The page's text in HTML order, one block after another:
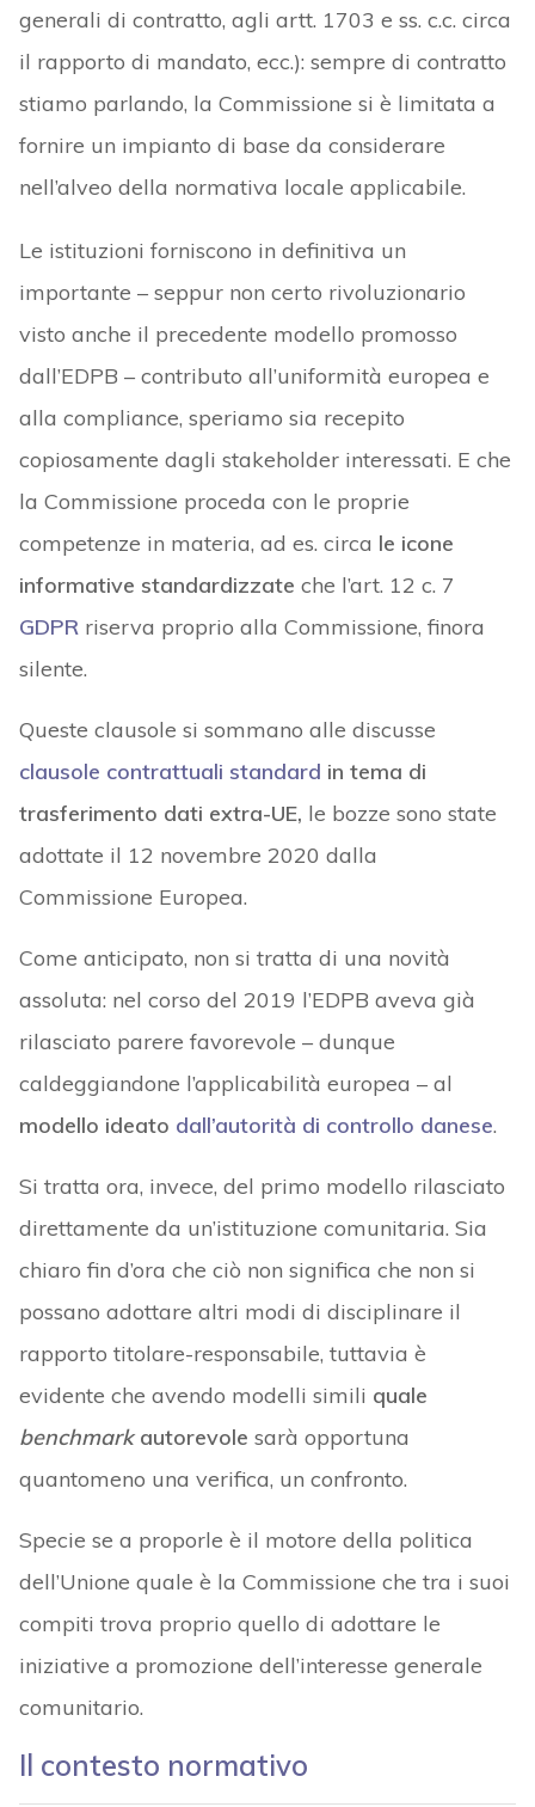
generali di contratto, agli artt. 1703 e ss. c.c. circa
il rapporto di mandato, ecc.): sempre di contratto
stiamo parlando, la Commissione si è limitata a
fornire un impianto di base da considerare
nell’alveo della normativa locale applicabile.
Le istituzioni forniscono in definitiva un
importante – seppur non certo rivoluzionario
visto anche il precedente modello promosso
dall’EDPB – contributo all’uniformità europea e
alla compliance, speriamo sia recepito
copiosamente dagli stakeholder interessati. E che
la Commissione proceda con le proprie
competenze in materia, ad es. circa le icone
informative standardizzate che l’art. 12 c. 7
GDPRriserva proprio alla Commissione, finora
silente.
Queste clausole si sommano alle discusse
clausole contrattuali standard in tema di
trasferimento dati extra-UE, le bozze sono state
adottate il 12 novembre 2020 dalla
Commissione Europea.
Come anticipato, non si tratta di una novità
assoluta: nel corso del 2019 l’EDPB aveva già
rilasciato parere favorevole – dunque
caldeggiandone l’applicabilità europea – al
modello ideato dall’autorità di controllo danese.
Si tratta ora, invece, del primo modello rilasciato
direttamente da un’istituzione comunitaria. Sia
chiaro fin d’ora che ciò non significa che non si
possano adottare altri modi di disciplinare il
rapporto titolare-responsabile, tuttavia è
evidente che avendo modelli simili quale
benchmarkautorevole sarà opportuna
quantomeno una verifica, un confronto.
Specie se a proporle è il motore della politica
dell’Unione quale è la Commissione che tra i suoi
compiti trova proprio quello di adottare le
iniziative a promozione dell’interesse generale
comunitario.
Il contesto normativo